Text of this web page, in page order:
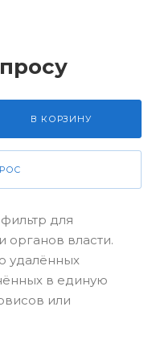
В КОРЗИНУ
для
органов власти.
удалённых
в единую
или